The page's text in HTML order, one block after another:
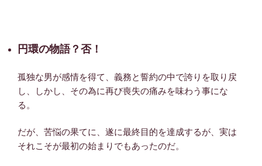
円環の物語？否！
孤独な男が感情を得て、義務と誓約の中で誇りを取り戻
し、しかし、その為に再び喪失の痛みを味わう事にな
る。
だが、苦悩の果てに、遂に最終目的を達成するが、実は
それこそが最初の始まりでもあったのだ。